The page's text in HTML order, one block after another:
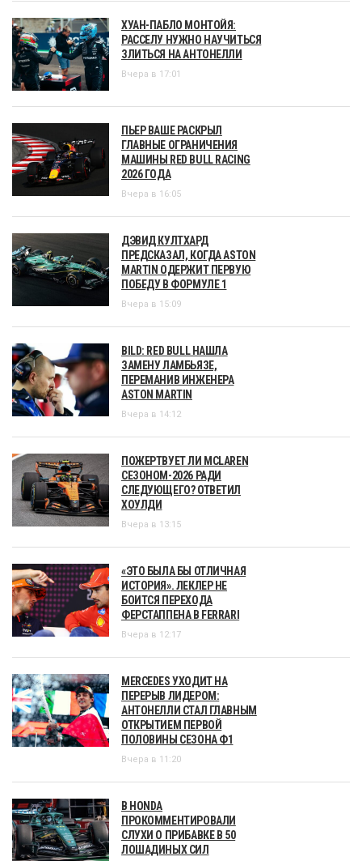
ХУАН-ПАБЛО МОНТОЙЯ:
РАССЕЛУ НУЖНО НАУЧИТЬСЯ
ЗЛИТЬСЯ НА АНТОНЕЛЛИ
Вчера в 17:01
ПЬЕР ВАШЕ РАСКРЫЛ
ГЛАВНЫЕ ОГРАНИЧЕНИЯ
МАШИНЫ RED BULL RACING
2026 ГОДА
Вчера в 16:05
ДЭВИД КУЛТХАРД
ПРЕДСКАЗАЛ, КОГДА ASTON
MARTIN ОДЕРЖИТ ПЕРВУЮ
ПОБЕДУ В ФОРМУЛЕ 1
Вчера в 15:09
BILD: RED BULL НАШЛА
ЗАМЕНУ ЛАМБЬЯЗЕ,
ПЕРЕМАНИВ ИНЖЕНЕРА
ASTON MARTIN
Вчера в 14:12
ПОЖЕРТВУЕТ ЛИ MCLAREN
СЕЗОНОМ-2026 РАДИ
СЛЕДУЮЩЕГО? ОТВЕТИЛ
ХОУЛДИ
Вчера в 13:15
«ЭТО БЫЛА БЫ ОТЛИЧНАЯ
ИСТОРИЯ». ЛЕКЛЕР НЕ
БОИТСЯ ПЕРЕХОДА
ФЕРСТАППЕНА В FERRARI
Вчера в 12:17
MERCEDES УХОДИТ НА
ПЕРЕРЫВ ЛИДЕРОМ:
АНТОНЕЛЛИ СТАЛ ГЛАВНЫМ
ОТКРЫТИЕМ ПЕРВОЙ
ПОЛОВИНЫ СЕЗОНА Ф1
Вчера в 11:20
В HONDA
ПРОКОММЕНТИРОВАЛИ
СЛУХИ О ПРИБАВКЕ В 50
ЛОШАДИНЫХ СИЛ